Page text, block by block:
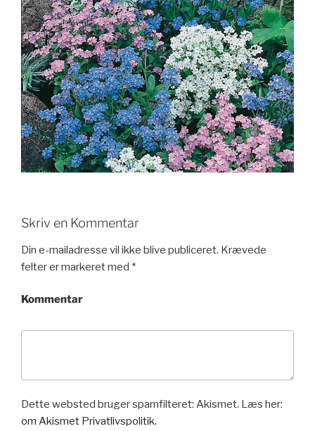
Skriv en Kommentar
Din e-mailadresse vil ikke blive publiceret. Krævede
felter er markeret med *
Kommentar
Dette websted bruger spamfilteret: Akismet. Læs her:
om Akismet Privatlivspolitik.